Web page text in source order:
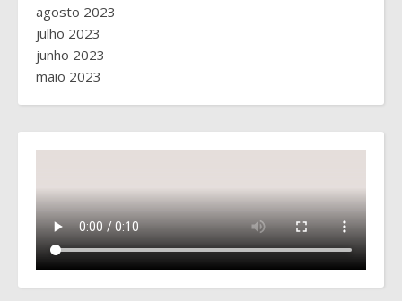
agosto 2023
julho 2023
junho 2023
maio 2023